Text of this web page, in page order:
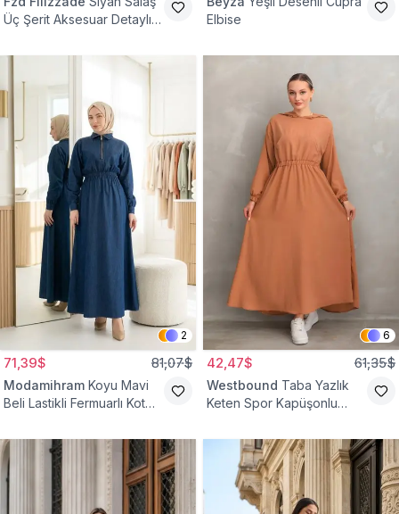
Üç Şerit Aksesuar Detaylı
Elbise
2
71,39$ 81,07$
Modamihram Koyu Mavi
Beli Lastikli Fermuarlı Kot
6
42,47$ 61,35$
Westbound Taba Yazlık
Keten Spor Kapüşonlu
Tesettür Elbise